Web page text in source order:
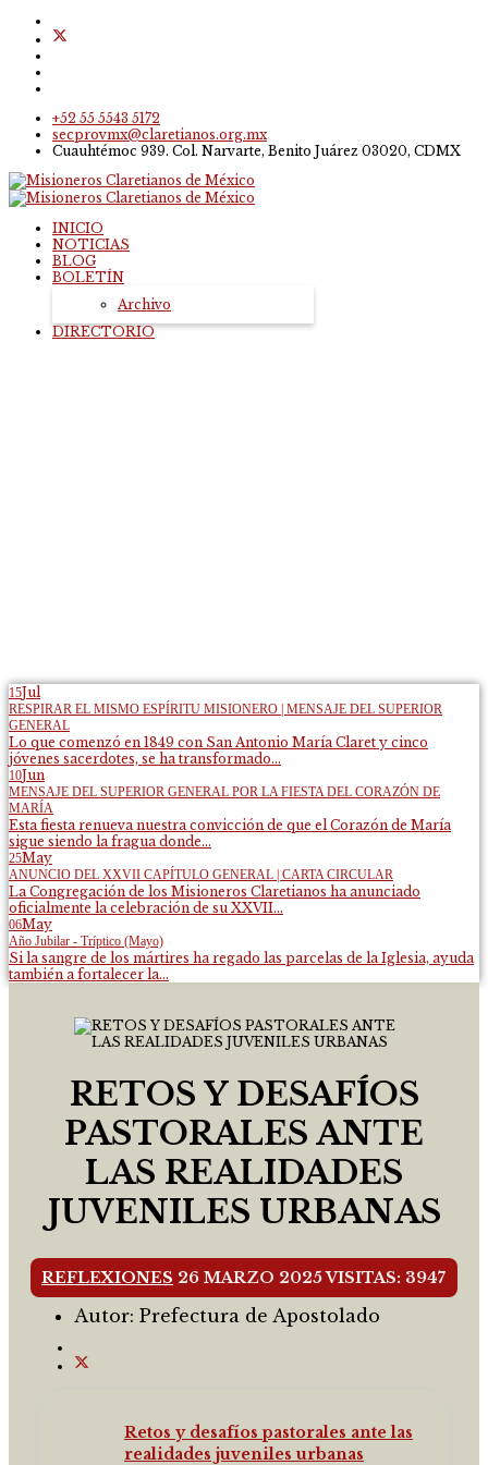
+52 55 5543 5172
secprovmx@claretianos.org.mx
Cuauhtémoc 939. Col. Narvarte, Benito Juárez 03020, CDMX
INICIO
NOTICIAS
BLOG
BOLETÍN
Archivo
DIRECTORIO
15Jul
RESPIRAR EL MISMO ESPÍRITU MISIONERO | MENSAJE DEL SUPERIOR
GENERAL
Lo que comenzó en 1849 con San Antonio María Claret y cinco
jóvenes sacerdotes, se ha transformado...
10Jun
MENSAJE DEL SUPERIOR GENERAL POR LA FIESTA DEL CORAZÓN DE
MARÍA
Esta fiesta renueva nuestra convicción de que el Corazón de María
sigue siendo la fragua donde...
25May
ANUNCIO DEL XXVII CAPÍTULO GENERAL | CARTA CIRCULAR
La Congregación de los Misioneros Claretianos ha anunciado
oficialmente la celebración de su XXVII...
06May
Año Jubilar - Tríptico (Mayo)
Si la sangre de los mártires ha regado las parcelas de la Iglesia, ayuda
también a fortalecer la...
RETOS Y DESAFÍOS
PASTORALES ANTE
LAS REALIDADES
JUVENILES URBANAS
REFLEXIONES 26 MARZO 2025VISITAS: 3947
Autor: Prefectura de Apostolado
Retos y desafíos pastorales ante las
realidades juveniles urbanas